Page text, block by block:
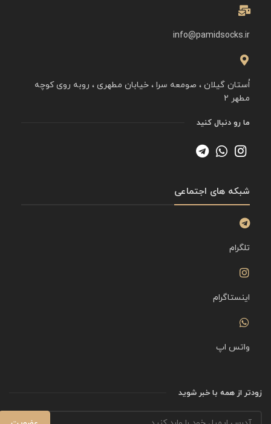
info@pamidsocks.ir
اُستان گیلان ، صومعه سرا ، خیابان مطهری ، روبه روی کوچه
مطهر ۲
ما رو دنبال کنید
شبکه های اجتماعی
تلگرام
اینستاگرام
واتس اپ
زودتر از همه با خبر شوید